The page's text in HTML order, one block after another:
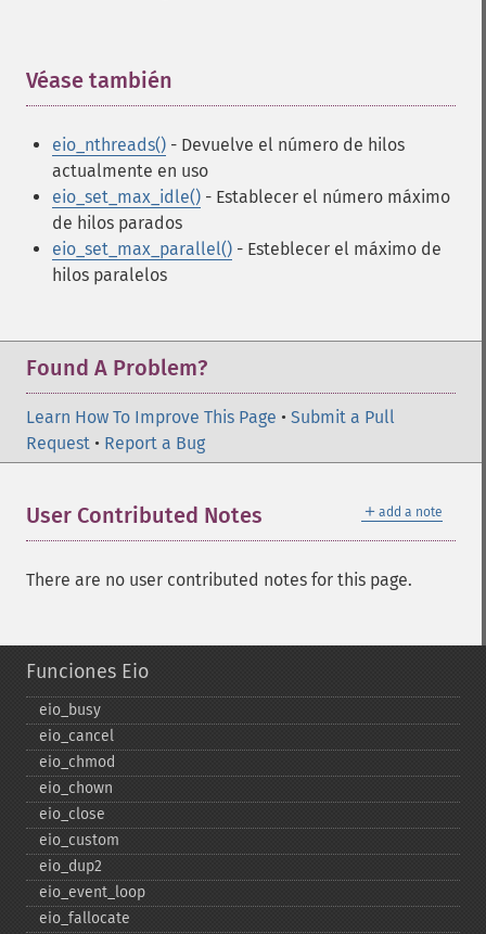
Véase también
eio_nthreads() - Devuelve el número de hilos
actualmente en uso
eio_set_max_idle() - Establecer el número máximo
de hilos parados
eio_set_max_parallel() - Esteblecer el máximo de
hilos paralelos
Found A Problem?
Learn How To Improve This Page • Submit a Pull
Request • Report a Bug
＋ add a note
User Contributed Notes
There are no user contributed notes for this page.
Funciones Eio
eio_​busy
eio_​cancel
eio_​chmod
eio_​chown
eio_​close
eio_​custom
eio_​dup2
eio_​event_​loop
eio_​fallocate